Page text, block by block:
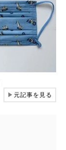
▶元記事を見る